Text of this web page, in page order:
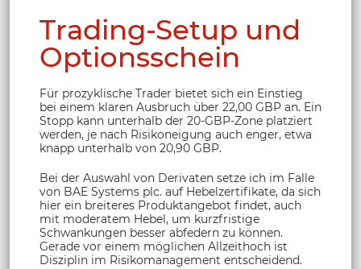
Trading-Setup und
Optionsschein
Für prozyklische Trader bietet sich ein Einstieg
bei einem klaren Ausbruch über 22,00 GBP an. Ein
Stopp kann unterhalb der 20-GBP-Zone platziert
werden, je nach Risikoneigung auch enger, etwa
knapp unterhalb von 20,90 GBP.
Bei der Auswahl von Derivaten setze ich im Falle
von BAE Systems plc. auf Hebelzertifikate, da sich
hier ein breiteres Produktangebot findet, auch
mit moderatem Hebel, um kurzfristige
Schwankungen besser abfedern zu können.
Gerade vor einem möglichen Allzeithoch ist
Disziplin im Risikomanagement entscheidend.